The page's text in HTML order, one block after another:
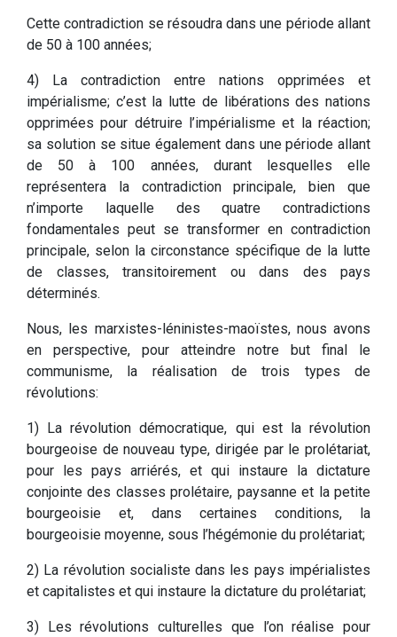
Cette contradiction se résoudra dans une période allant
de 50 à 100 années;
4) La contradiction entre nations opprimées et
impérialisme; c’est la lutte de libérations des nations
opprimées pour détruire l’impérialisme et la réaction;
sa solution se situe également dans une période allant
de 50 à 100 années, durant lesquelles elle
représentera la contradiction principale, bien que
n’importe laquelle des quatre contradictions
fondamentales peut se transformer en contradiction
principale, selon la circonstance spécifique de la lutte
de classes, transitoirement ou dans des pays
déterminés.
Nous, les marxistes-léninistes-maoïstes, nous avons
en perspective, pour atteindre notre but final le
communisme, la réalisation de trois types de
révolutions:
1) La révolution démocratique, qui est la révolution
bourgeoise de nouveau type, dirigée par le prolétariat,
pour les pays arriérés, et qui instaure la dictature
conjointe des classes prolétaire, paysanne et la petite
bourgeoisie et, dans certaines conditions, la
bourgeoisie moyenne, sous l’hégémonie du prolétariat;
2) La révolution socialiste dans les pays impérialistes
et capitalistes et qui instaure la dictature du prolétariat;
3) Les révolutions culturelles que l’on réalise pour